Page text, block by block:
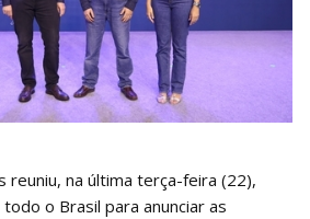
reuniu, na última terça-feira (22),
o Brasil para anunciar as